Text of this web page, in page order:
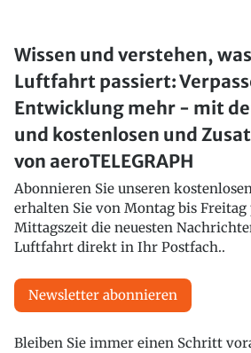
Wissen und verstehen,
Luftfahrt passiert:
Entwicklung mehr - mit
und kostenlosen und
von aeroTELEGRAPH
Abonnieren Sie unseren
erhalten Sie von Montag bis
Mittagszeit die neuesten
Luftfahrt direkt in Ihr Postfach..
Newsletter abonnieren
Bleiben Sie immer einen Schritt